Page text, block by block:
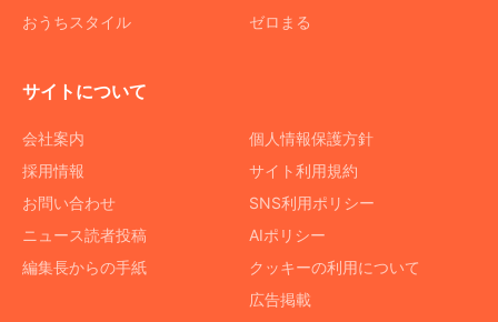
おうちスタイル
ゼロまる
サイトについて
会社案内
採用情報
お問い合わせ
ニュース読者投稿
編集長からの手紙
個人情報保護方針
サイト利用規約
SNS利用ポリシー
AIポリシー
クッキーの利用について
広告掲載